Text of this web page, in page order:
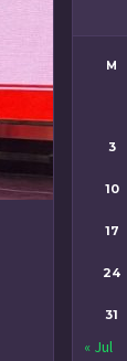
M
3
10
17
24
31
« Jul